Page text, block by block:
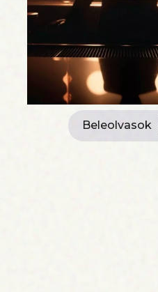
Beleolvasok